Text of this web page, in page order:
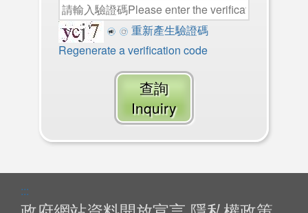
重新產生驗證碼
Regenerate a verification code
查詢
Inquiry
:::